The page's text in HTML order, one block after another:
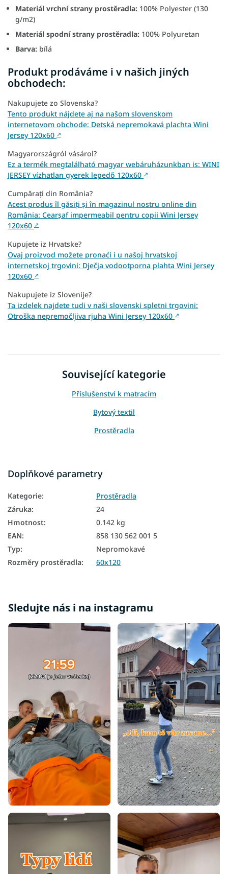
Materiál vrchní strany prostěradla: 100% Polyester (130
g/m2)
Materiál spodní strany prostěradla: 100% Polyuretan
Barva: bílá
Produkt prodáváme i v našich jiných
obchodech:
Nakupujete zo Slovenska?
Tento produkt nájdete aj na našom slovenskom
internetovom obchode: Detská nepremokavá plachta Wini
Jersey 120x60 ↗
Magyarországról vásárol?
Ez a termék megtalálható magyar webáruházunkban is: WINI
JERSEY vízhatlan gyerek lepedő 120x60 ↗
Cumpărați din România?
Acest produs îl găsiți și în magazinul nostru online din
România: Cearșaf impermeabil pentru copii Wini Jersey
120x60 ↗
Kupujete iz Hrvatske?
Ovaj proizvod možete pronaći i u našoj hrvatskoj
internetskoj trgovini: Dječja vodootporna plahta Wini Jersey
120x60 ↗
Nakupujete iz Slovenije?
Ta izdelek najdete tudi v naši slovenski spletni trgovini:
Otroška nepremočljiva rjuha Wini Jersey 120x60 ↗
Související kategorie
Příslušenství k matracím
Bytový textil
Prostěradla
Doplňkové parametry
Kategorie:
Prostěradla
Záruka:
24
Hmotnost:
0.142 kg
EAN:
858 130 562 001 5
Typ:
Nepromokavé
Rozměry prostěradla: 60x120
Sledujte nás i na instagramu